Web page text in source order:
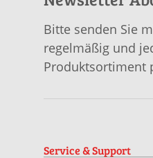
Bitte senden Sie
regelmäßig und
Produktsortiment
Service & Support